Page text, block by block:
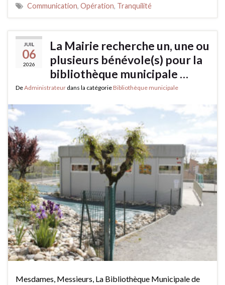
Communication, Opération, Tranquilité
JUIL
06
2026
La Mairie recherche un, une ou
plusieurs bénévole(s) pour la
bibliothèque municipale …
DeAdministrateur dans la catégorie Bibliothèque municipale
Mesdames, Messieurs, La Bibliothèque Municipale de